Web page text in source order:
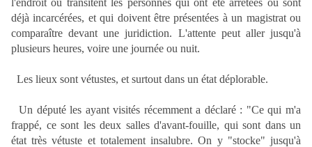
l'endroit où transitent les personnes qui ont été arrêtées ou sont
déjà incarcérées, et qui doivent être présentées à un magistrat ou
comparaître devant une juridiction. L'attente peut aller jusqu'à
plusieurs heures, voire une journée ou nuit.
Les lieux sont vétustes, et surtout dans un état déplorable.
Un député les ayant visités récemment a déclaré : "Ce qui m'a
frappé, ce sont les deux salles d'avant-fouille, qui sont dans un
état très vétuste et totalement insalubre. On y "stocke" jusqu'à